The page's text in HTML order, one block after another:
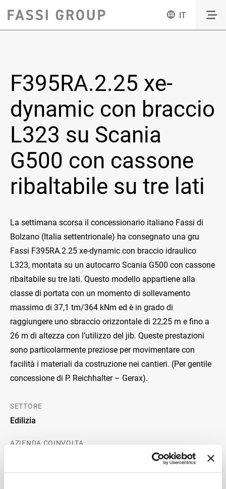
IT
F395RA.2.25 xe-
dynamic con braccio
L323 su Scania
G500 con cassone
ribaltabile su tre lati
La settimana scorsa il concessionario italiano Fassi di
Bolzano (Italia settentrionale) ha consegnato una gru
Fassi F395RA.2.25 xe-dynamic con braccio idraulico
L323, montata su un autocarro Scania G500 con cassone
ribaltabile su tre lati. Questo modello appartiene alla
classe di portata con un momento di sollevamento
massimo di 37,1 tm/364 kNm ed è in grado di
raggiungere uno sbraccio orizzontale di 22,25 m e fino a
26 m di altezza con l’utilizzo del jib. Queste prestazioni
sono particolarmente preziose per movimentare con
facilità i materiali da costruzione nei cantieri. (Per gentile
concessione di P. Reichhalter – Gerax).
SETTORE
Edilizia
AZIENDA COINVOLTA